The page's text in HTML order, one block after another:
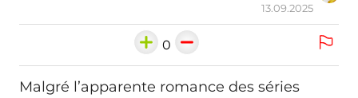
13.09.2025
0
Malgré l’apparente romance des séries